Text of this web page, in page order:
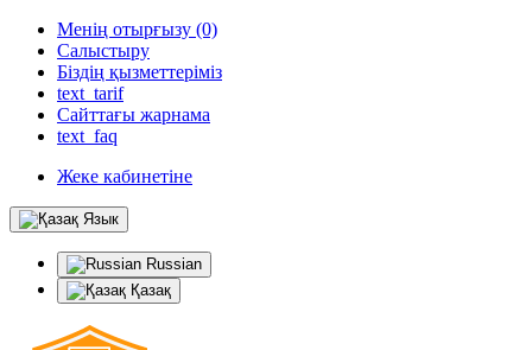
Менің отырғызу (0)
Салыстыру
Біздің қызметтеріміз
text_tarif
Сайттағы жарнама
text_faq
Жеке кабинетіне
Язык
Russian
Қазақ